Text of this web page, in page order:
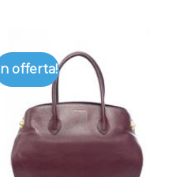
In offerta!